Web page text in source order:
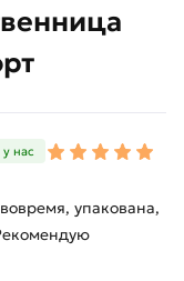
нас
упакована,